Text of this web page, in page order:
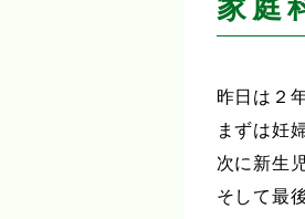
家庭
昨日は２
まずは妊
次に新生
そして最